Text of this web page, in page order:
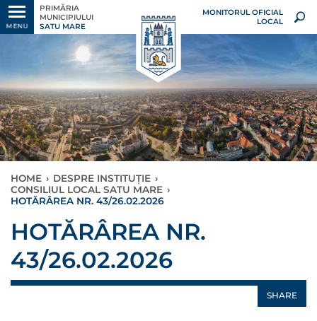
MENU
PRIMĂRIA
MUNICIPIULUI
SATU MARE
MONITORUL OFICIAL
LOCAL
HOME › DESPRE INSTITUȚIE ›
CONSILIUL LOCAL SATU MARE ›
HOTĂRÂREA NR. 43/26.02.2026
HOTĂRÂREA NR.
43/26.02.2026
SHARE